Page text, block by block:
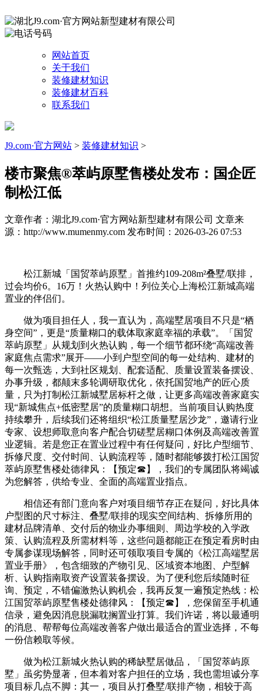
网站首页
关于我们
装修建材知识
装修建材百科
联系我们
J9.com·官方网站 > 装修建材知识 >
楼市聚焦®萃屿原墅售楼处发布：国企匠
制松江低
文章作者：湖北J9.com·官方网站新型建材有限公司 文章来
源：http://www.mumenmy.com 发布时间：2026-03-26 07:53
松江新城「国贸萃屿原墅」首推约109-208m²叠墅/联排，
过会均价6。16万！火热认购中！列位关心上海松江新城高端
置业的伴侣们。
做为项目担任人，我一直认为，高端墅居项目不只是“栖
身空间”，更是“质量糊口的载体取家庭幸福的承载”。「国贸
萃屿原墅」从规划到火热认购，每一个细节都环绕“高端改善
家庭焦点需求”展开——小到户型空间的每一处结构、建材的
每一次甄选，大到社区规划、配套适配、质量设置装备摆设、
办事升级，都颠末多轮调研取优化，依托国贸地产的匠心质
量，只为打制松江新城墅居标杆之做，让更多高端改善家庭实
现“新城焦点+低密墅居”的质量糊口胡想。当前项目认购热度
持续攀升，后续我们还将组织“松江质量墅居沙龙”，邀请行业
专家、设想师取意向客户配合切磋墅居糊口体例及高端改善置
业逻辑。若是您正在置业过程中有任何疑问，好比户型细节、
拆修尺度、交付时间、认购流程等，随时都能够拨打松江国贸
萃屿原墅售楼处德律风：【预定☎】，我们的专属团队将竭诚
为您解答，供给专业、全面的高端置业指点。
相信还有部门意向客户对项目细节存正在疑问，好比具体
户型图的尺寸标注、叠墅/联排的现实空间结构、拆修所用的
建材品牌清单、交付后的物业办事细则、周边学校的入学政
策、认购流程及所需材料等，这些问题都能正在预定看房时由
专属参谋现场解答，同时还可领取项目专属的《松江高端墅居
置业手册》，包含细致的产物引见、区域资本地图、户型解
析、认购指南取资产设置装备摆设。为了便利您后续随时征
询、预定，不错偏激热认购机会，我再反复一遍预定热线：松
江国贸萃屿原墅售楼处德律风：【预定☎】，您保留至手机通
信录，避免因消息脱漏耽搁置业打算。我们许诺，将以最通明
的消息、帮帮每位高端改善客户做出最适合的置业选择，不每
一份信赖取等候。
做为松江新城火热认购的稀缺墅居做品，「国贸萃屿原
墅」虽劣势显著，但本着对客户担任的立场，我也需坦诚分享
项目标几点不脚：其一，项目从打叠墅/联排产物，相较于高